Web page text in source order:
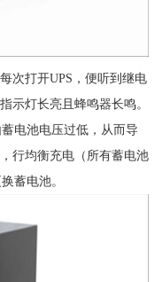
次打开UPS，便听到继电
示灯长亮且蜂鸣器长鸣。
电池电压过低，从而导
行均衡充电（所有蓄电池
蓄电池。